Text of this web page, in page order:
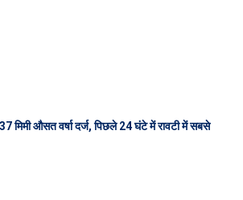
मिमी औसत वर्षा दर्ज, पिछले 24 घंटे में रावटी में सबसे